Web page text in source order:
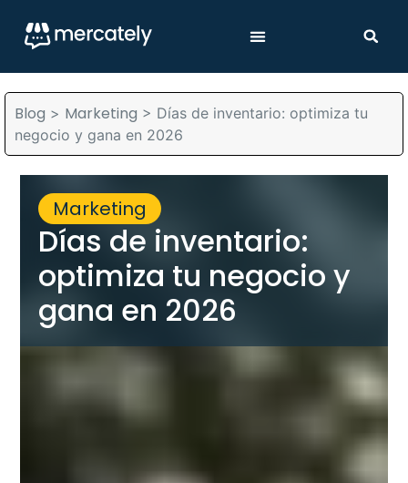
Blog > Marketing > Días de inventario: optimiza tu
negocio y gana en 2026
Marketing
Días de inventario:
optimiza tu negocio y
gana en 2026